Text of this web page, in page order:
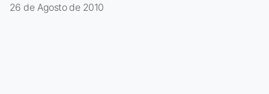
26 de Agosto de 2010